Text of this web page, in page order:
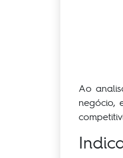
Ao
negócio,